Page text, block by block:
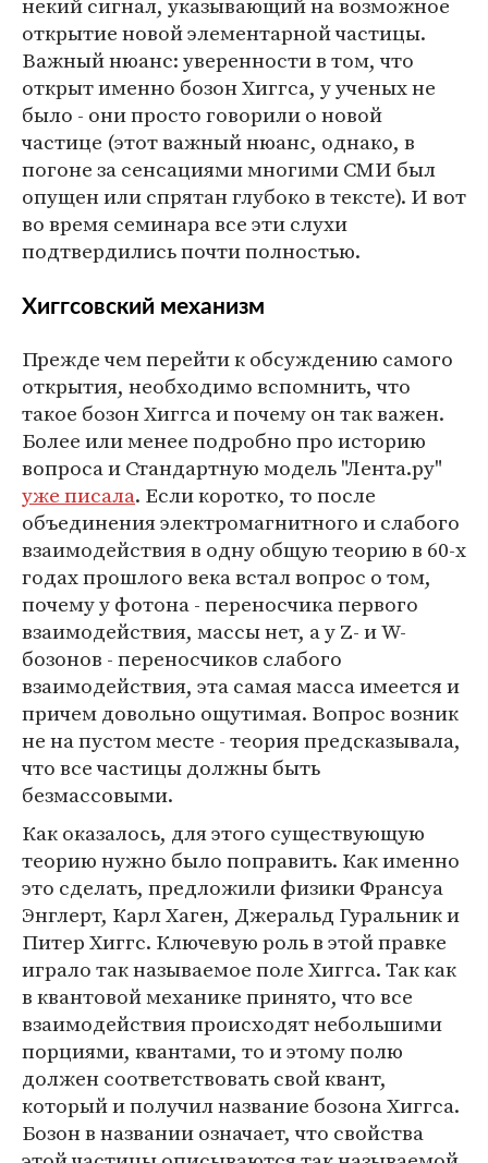
открытие новой элементарной частицы.
Важный нюанс: уверенности в том, что
открыт именно бозон Хиггса, у ученых не
было - они просто говорили о новой
частице (этот важный нюанс, однако, в
погоне за сенсациями многими СМИ был
опущен или спрятан глубоко в тексте). И вот
во время семинара все эти слухи
подтвердились почти полностью.
Хиггсовский механизм
Прежде чем перейти к обсуждению самого
открытия, необходимо вспомнить, что
такое бозон Хиггса и почему он так важен.
Более или менее подробно про историю
вопроса и Стандартную модель "Лента.ру"
уже писала. Если коротко, то после
объединения электромагнитного и слабого
взаимодействия в одну общую теорию в 60-х
годах прошлого века встал вопрос о том,
почему у фотона - переносчика первого
взаимодействия, массы нет, а у Z- и W-
бозонов - переносчиков слабого
взаимодействия, эта самая масса имеется и
причем довольно ощутимая. Вопрос возник
не на пустом месте - теория предсказывала,
что все частицы должны быть
безмассовыми.
Как оказалось, для этого существующую
теорию нужно было поправить. Как именно
это сделать, предложили физики Франсуа
Энглерт, Карл Хаген, Джеральд Гуральник и
Питер Хиггс. Ключевую роль в этой правке
играло так называемое поле Хиггса. Так как
в квантовой механике принято, что все
взаимодействия происходят небольшими
порциями, квантами, то и этому полю
должен соответствовать свой квант,
который и получил название бозона Хиггса.
Бозон в названии означает, что свойства